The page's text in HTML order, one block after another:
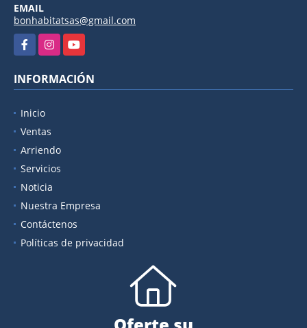
EMAIL
bonhabitatsas@gmail.com
FacebookInstagramYouTube
INFORMACIÓN
Inicio
Ventas
Arriendo
Servicios
Noticia
Nuestra Empresa
Contáctenos
Políticas de privacidad